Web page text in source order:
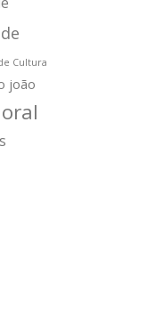
Cultura
joão